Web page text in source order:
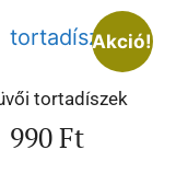
Akció!
tortadíszek
990Ft